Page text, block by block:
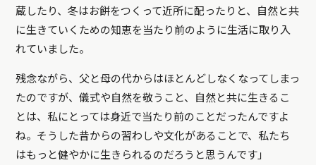
蔵したり、冬はお餅をつくって近所に配ったりと、自然と共
に生きていくための知恵を当たり前のように生活に取り入
れていました。
残念ながら、父と母の代からはほとんどしなくなってしまっ
たのですが、儀式や自然を敬うこと、自然と共に生きるこ
とは、私にとっては身近で当たり前のことだったんですよ
ね。そうした昔からの習わしや文化があることで、私たち
はもっと健やかに生きられるのだろうと思うんです」